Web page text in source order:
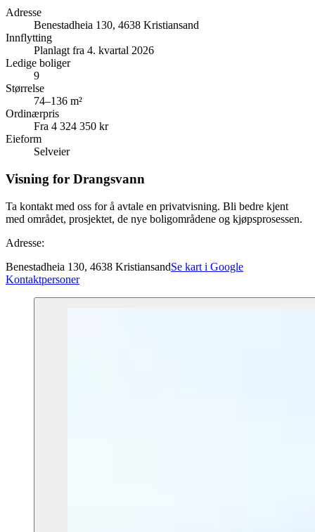
Adresse
Benestadheia 130, 4638 Kristiansand
Innflytting
Planlagt fra 4. kvartal 2026
Ledige boliger
9
Størrelse
74–136 m²
Ordinærpris
Fra 4 324 350 kr
Eieform
Selveier
Visning for Drangsvann
Ta kontakt med oss for å avtale en privatvisning. Bli bedre kjent
med området, prosjektet, de nye boligområdene og kjøpsprosessen.
Adresse:
Benestadheia 130, 4638 KristiansandSe kart i Google
Kontaktpersoner